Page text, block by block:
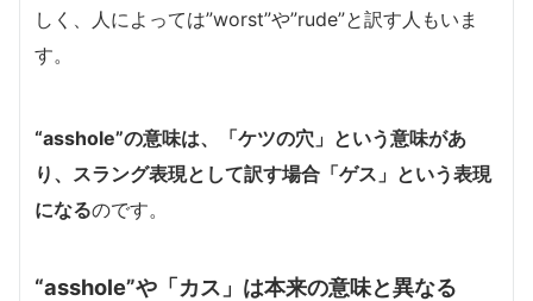
しく、人によっては”worst”や”rude”と訳す人もいま
す。
“asshole”の意味は、「ケツの穴」という意味があ
り、スラング表現として訳す場合「ゲス」という表現
になるのです。
“asshole”や「カス」は本来の意味と異なる